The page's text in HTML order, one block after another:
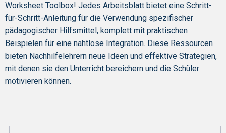
Worksheet Toolbox! Jedes Arbeitsblatt bietet eine Schritt-
für-Schritt-Anleitung für die Verwendung spezifischer
pädagogischer Hilfsmittel, komplett mit praktischen
Beispielen für eine nahtlose Integration. Diese Ressourcen
bieten Nachhilfelehrern neue Ideen und effektive Strategien,
mit denen sie den Unterricht bereichern und die Schüler
motivieren können.